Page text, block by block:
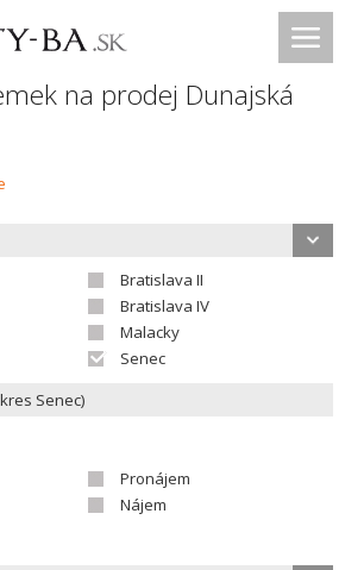
na prodej Dunajská
Bratislava II
Bratislava IV
Malacky
Senec
Pronájem
Nájem